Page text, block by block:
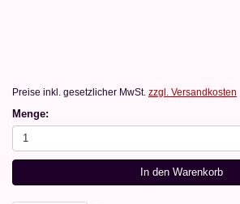
Preise inkl. gesetzlicher MwSt. zzgl. Versandkosten
Menge:
1
In den Warenkorb